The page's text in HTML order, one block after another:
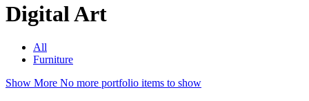
Digital Art
All
Furniture
Show More No more portfolio items to show